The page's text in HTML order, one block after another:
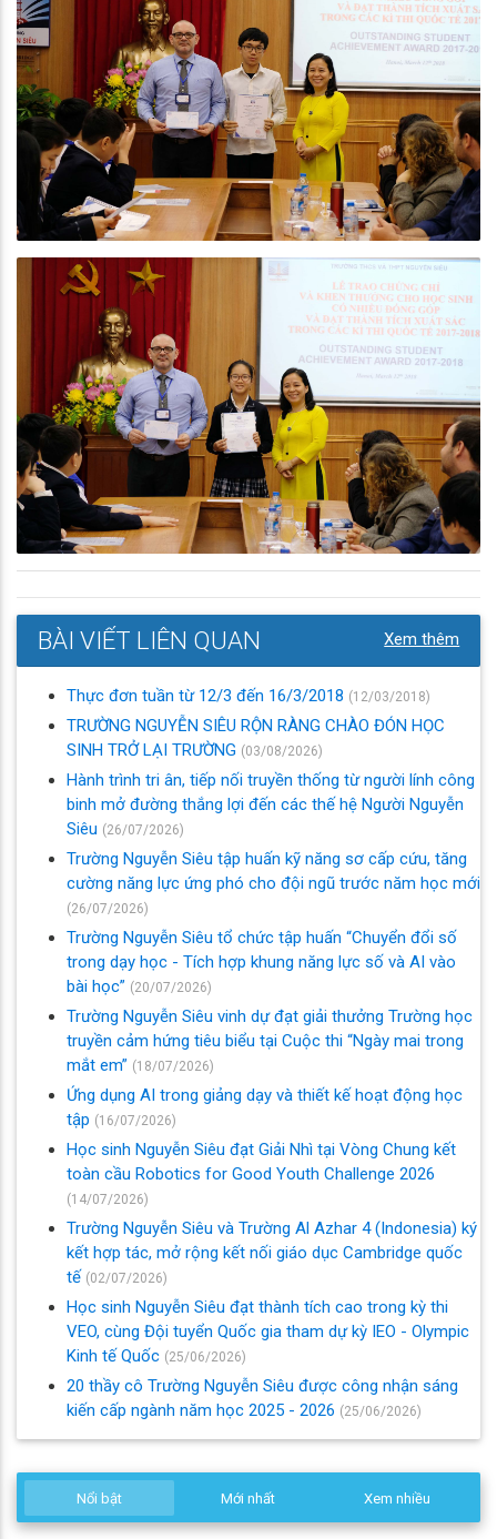
BÀI VIẾT LIÊN QUAN Xem thêm
Thực đơn tuần từ 12/3 đến 16/3/2018 (12/03/2018)
TRƯỜNG NGUYỄN SIÊU RỘN RÀNG CHÀO ĐÓN HỌC
SINH TRỞ LẠI TRƯỜNG (03/08/2026)
Hành trình tri ân, tiếp nối truyền thống từ người lính công
binh mở đường thắng lợi đến các thế hệ Người Nguyễn
Siêu (26/07/2026)
Trường Nguyễn Siêu tập huấn kỹ năng sơ cấp cứu, tăng
cường năng lực ứng phó cho đội ngũ trước năm học mới
(26/07/2026)
Trường Nguyễn Siêu tổ chức tập huấn “Chuyển đổi số
trong dạy học - Tích hợp khung năng lực số và AI vào
bài học” (20/07/2026)
Trường Nguyễn Siêu vinh dự đạt giải thưởng Trường học
truyền cảm hứng tiêu biểu tại Cuộc thi “Ngày mai trong
mắt em” (18/07/2026)
Ứng dụng AI trong giảng dạy và thiết kế hoạt động học
tập (16/07/2026)
Học sinh Nguyễn Siêu đạt Giải Nhì tại Vòng Chung kết
toàn cầu Robotics for Good Youth Challenge 2026
(14/07/2026)
Trường Nguyễn Siêu và Trường Al Azhar 4 (Indonesia) ký
kết hợp tác, mở rộng kết nối giáo dục Cambridge quốc
tế (02/07/2026)
Học sinh Nguyễn Siêu đạt thành tích cao trong kỳ thi
VEO, cùng Đội tuyển Quốc gia tham dự kỳ IEO - Olympic
Kinh tế Quốc (25/06/2026)
20 thầy cô Trường Nguyễn Siêu được công nhận sáng
kiến cấp ngành năm học 2025 - 2026 (25/06/2026)
Nổi bật Mới nhất Xem nhiều